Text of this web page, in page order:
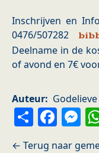
Inschrijven en
0476/507282
Deelname in de
of avond en 7€
Auteur
Share